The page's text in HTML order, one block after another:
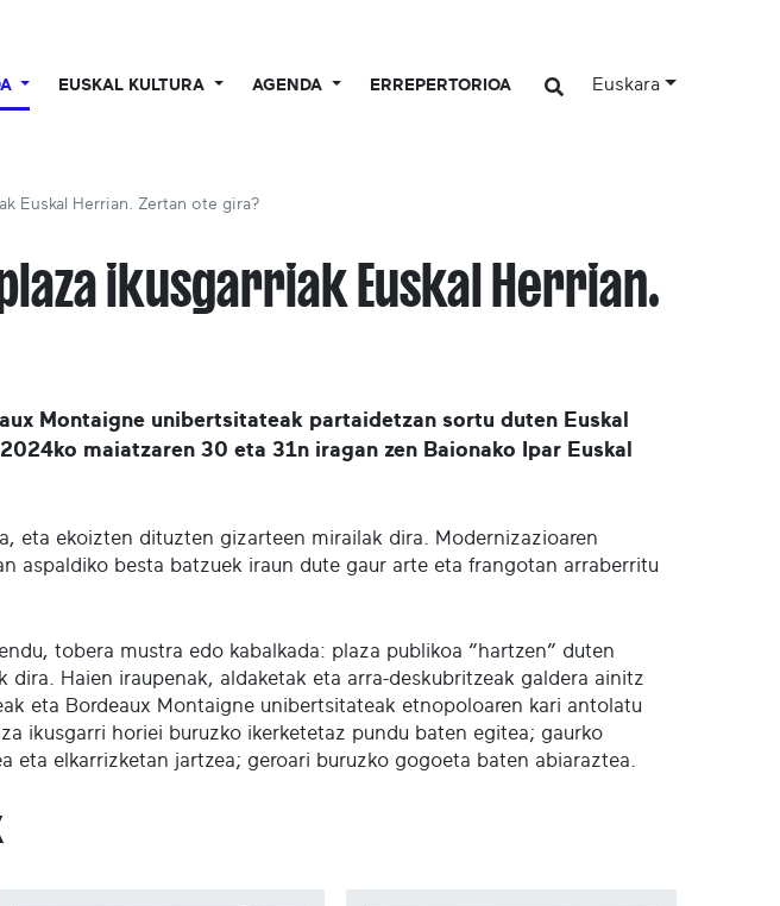
EUSKAL KULTURA AGENDA ERREPERTORIOA Euskara
Euskal Herrian. Zertan ote gira?
ikusgarriak Euskal Herrian.
Montaigne unibertsitateak partaidetzan sortu duten Euskal
maiatzaren 30 eta 31n iragan zen Baionako Ipar Euskal
eta ekoizten dituzten gizarteen mirailak dira. Modernizazioaren
aspaldiko besta batzuek iraun dute gaur arte eta frangotan arraberritu
tobera mustra edo kabalkada: plaza publikoa “hartzen” duten
dira. Haien iraupenak, aldaketak eta arra-deskubritzeak galdera ainitz
eta Bordeaux Montaigne unibertsitateak etnopoloaren kari antolatu
ikusgarri horiei buruzko ikerketetaz pundu baten egitea; gaurko
eta elkarrizketan jartzea; geroari buruzko gogoeta baten abiaraztea.